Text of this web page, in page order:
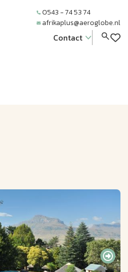
0543 - 74 53 74
afrikaplus@aeroglobe.nl
Contact